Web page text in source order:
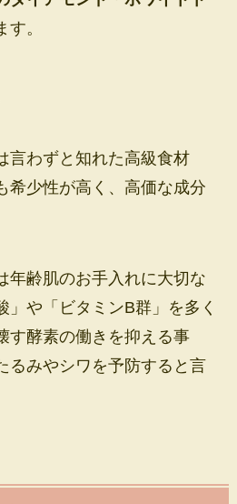
。
言わずと知れた高級食材
希少性が高く、高価な成分
年齢肌のお手入れに大切な
」や「ビタミンB群」を多く
す酵素の働きを抑える事
るみやシワを予防すると言